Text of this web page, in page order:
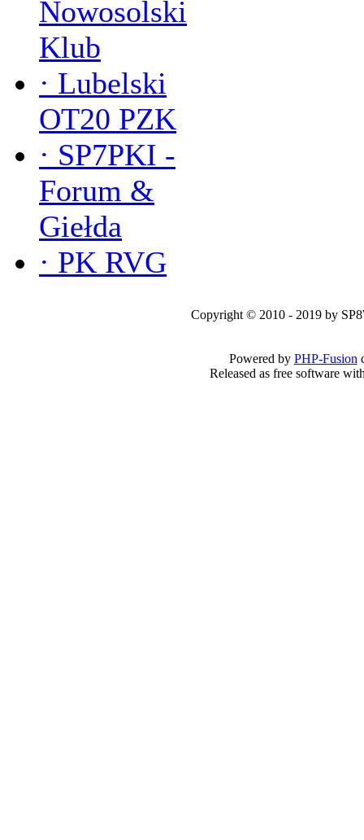
Nowosolski
Klub
· Lubelski
OT20 PZK
· SP7PKI -
Forum &
Giełda
· PK RVG
Copyright © 2010 - 2019 by
Powered by PHP-Fusion
Released as free software